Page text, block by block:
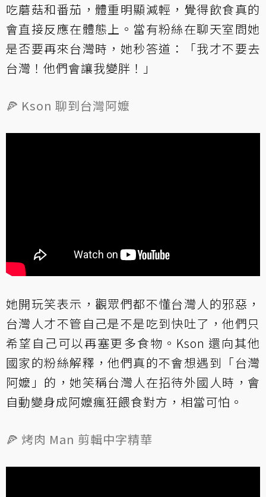
吃蘑菇和番茄，體重明顯減輕，覺得飲食真的
會直接反應在體態上。當有粉絲在聊天室問她
是否要再來台灣時，她秒答道：「我才不要去
台灣！他們會讓我變胖！」
🍕 Kson 聊到台灣阿嬤
她開玩笑表示，觀眾們都不懂台灣人的邪惡，
台灣人才不管自己是不是吃到快吐了，他們只
希望自己可以再塞更多食物。Kson 還向其他
國家的粉絲解釋，他們真的不會想遇到「台灣
阿嬤」的，她笑稱台灣人在招待外國人時，會
自動變身成阿嬤瘋狂餵食對方，相當可怕。
🍕 烤肉 Man 剪輯中字精華